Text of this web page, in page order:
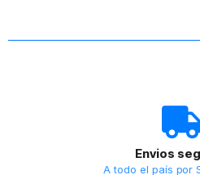
Envios
A todo el país por